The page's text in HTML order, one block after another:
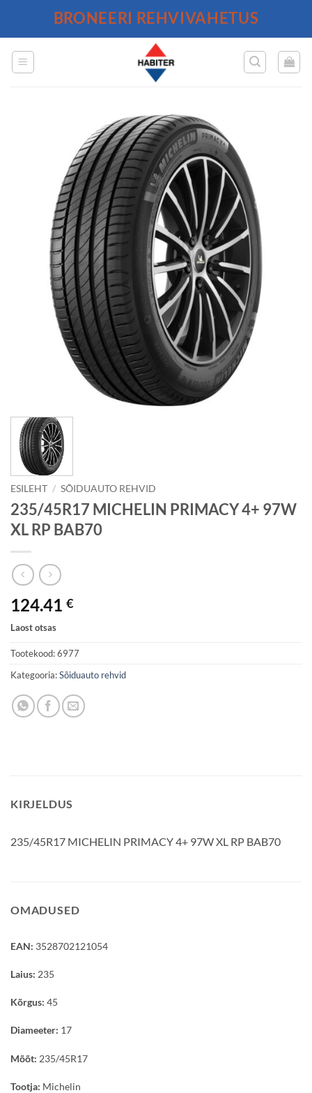
BRONEERI REHVIVAHETUS
ESILEHT / SÕIDUAUTO REHVID
235/45R17 MICHELIN PRIMACY 4+ 97W
XL RP BAB70
124.41 €
Laost otsas
Tootekood:6977
Kategooria:Sõiduauto rehvid
KIRJELDUS
235/45R17 MICHELIN PRIMACY 4+ 97W XL RP BAB70
OMADUSED
EAN: 3528702121054
Laius: 235
Kõrgus: 45
Diameeter: 17
Mõõt: 235/45R17
Tootja: Michelin